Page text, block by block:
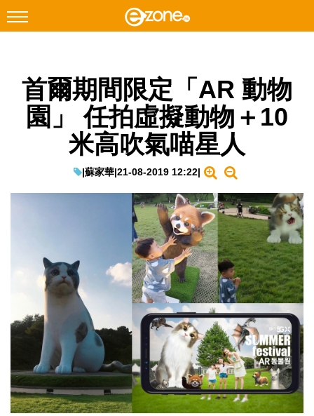
Facebook Instagram
科技焦點
教學評測
生成式AI與雲端應用
Enterprise Digital Transformation
特集
首爾期間限定「AR 動物
園」 任拍虛擬動物＋10
米高吹氣喵星人
|蘇家華|21-08-2019 12:22|